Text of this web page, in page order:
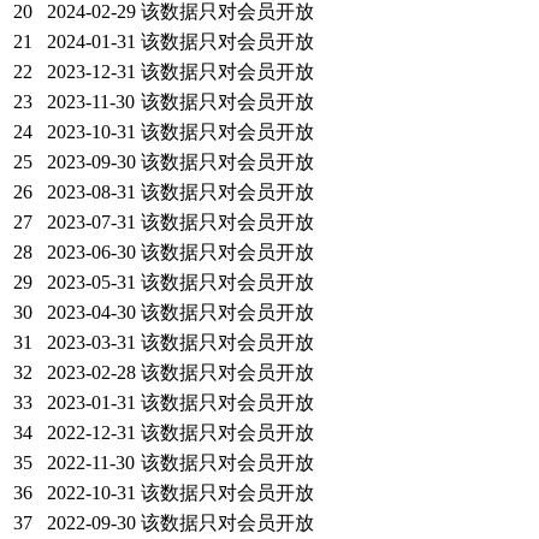
20
2024-02-29 该数据只对会员开放
21
2024-01-31 该数据只对会员开放
22
2023-12-31 该数据只对会员开放
23
2023-11-30 该数据只对会员开放
24
2023-10-31 该数据只对会员开放
25
2023-09-30 该数据只对会员开放
26
2023-08-31 该数据只对会员开放
27
2023-07-31 该数据只对会员开放
28
2023-06-30 该数据只对会员开放
29
2023-05-31 该数据只对会员开放
30
2023-04-30 该数据只对会员开放
31
2023-03-31 该数据只对会员开放
32
2023-02-28 该数据只对会员开放
33
2023-01-31 该数据只对会员开放
34
2022-12-31 该数据只对会员开放
35
2022-11-30 该数据只对会员开放
36
2022-10-31 该数据只对会员开放
37
2022-09-30 该数据只对会员开放